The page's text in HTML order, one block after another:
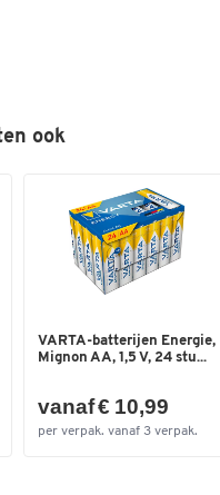
ook
VARTA-batterijen Energie,
Mignon AA, 1,5 V, 24 stu...
vanaf € 10,99
per verpak. vanaf 3 verpak.